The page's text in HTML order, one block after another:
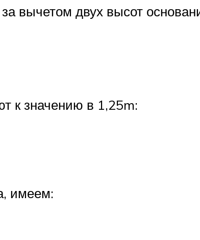
за вычетом двух высот
к значению в 1,25m:
имеем: